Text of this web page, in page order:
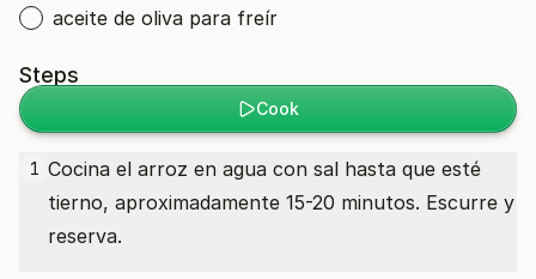
aceite de oliva para freír
Steps
Cook
1 Cocina el arroz en agua con sal hasta que esté
tierno, aproximadamente 15-20 minutos. Escurre y
reserva.